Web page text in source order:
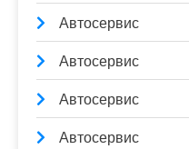
Автосервис
Автосервис
Автосервис
Автосервис